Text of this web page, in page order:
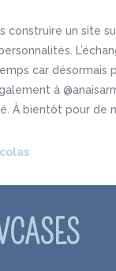
construire un site
car désormais
à
À bientôt pour de